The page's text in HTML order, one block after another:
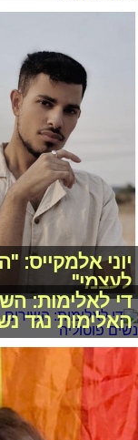
יוני אלמקייס:
לעצמי"
די לאלימות:
האלימות נגד